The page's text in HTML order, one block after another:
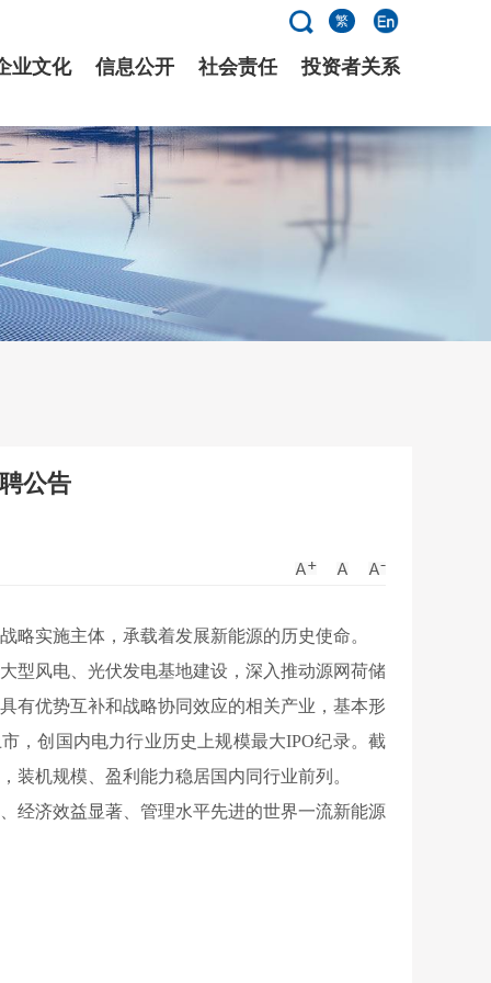
繁
业文化 信息公开 社会责任 投资者关系
公告
实施主体，承载着发展新能源的历史使命。
型风电、光伏发电基地建设，深入推动源网荷储
有优势互补和战略协同效应的相关产业，基本形
，创国内电力行业历史上规模最大IPO纪录。截
装机规模、 盈利能力稳居国内同行业前列。
经济效益显著、管理水平先进的世界一流新能源